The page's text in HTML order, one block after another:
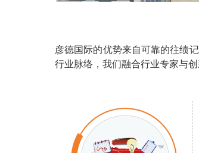
彦德国际的优势来自可靠的往绩
行业脉络，我们融合行业专家与